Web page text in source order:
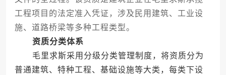
工程项目的法定准入凭证，涉及民用建筑、工业设
施、道路桥梁等多种工程类型。
资质分类体系
毛里求斯采用分级分类管理制度，将资质分为
普通建筑、特种工程、基础设施等大类，每类下设